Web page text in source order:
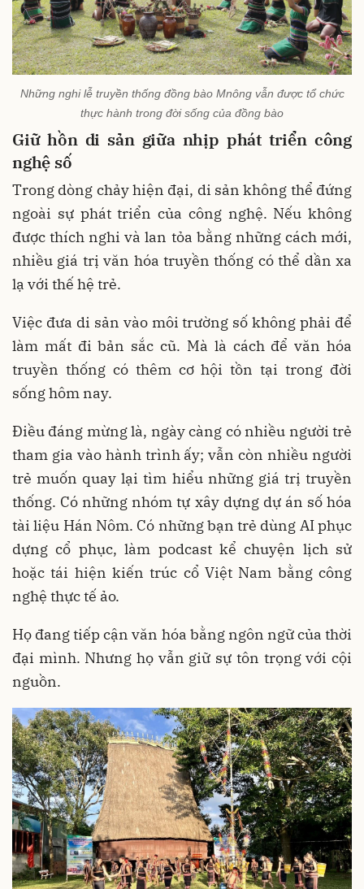
Những nghi lễ truyền thống đồng bào Mnông vẫn được tổ chức
thực hành trong đời sống của đồng bào
Giữ hồn di sản giữa nhịp phát triển công
nghệ số
Trong dòng chảy hiện đại, di sản không thể đứng
ngoài sự phát triển của công nghệ. Nếu không
được thích nghi và lan tỏa bằng những cách mới,
nhiều giá trị văn hóa truyền thống có thể dần xa
lạ với thế hệ trẻ.
Việc đưa di sản vào môi trường số không phải để
làm mất đi bản sắc cũ. Mà là cách để văn hóa
truyền thống có thêm cơ hội tồn tại trong đời
sống hôm nay.
Điều đáng mừng là, ngày càng có nhiều người trẻ
tham gia vào hành trình ấy; vẫn còn nhiều người
trẻ muốn quay lại tìm hiểu những giá trị truyền
thống. Có những nhóm tự xây dựng dự án số hóa
tài liệu Hán Nôm. Có những bạn trẻ dùng AI phục
dựng cổ phục, làm podcast kể chuyện lịch sử
hoặc tái hiện kiến trúc cổ Việt Nam bằng công
nghệ thực tế ảo.
Họ đang tiếp cận văn hóa bằng ngôn ngữ của thời
đại mình. Nhưng họ vẫn giữ sự tôn trọng với cội
nguồn.